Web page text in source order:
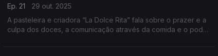
Ep. 21
29 out. 2025
A pasteleira e criadora “La Dolce Rita” fala sobre o prazer e a
culpa dos doces, a comunicação através da comida e o poder